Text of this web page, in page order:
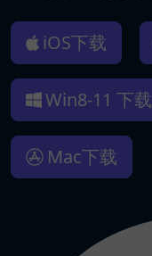
iOS下载
Win8-11 下载
Mac下载